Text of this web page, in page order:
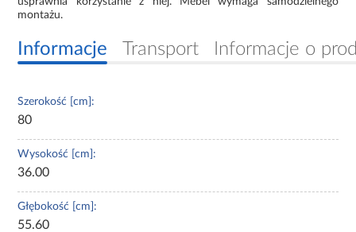
montażu.
Informacje Transport Informacje o
Szerokość [cm]:
80
Wysokość [cm]:
36.00
Głębokość [cm]:
55.60